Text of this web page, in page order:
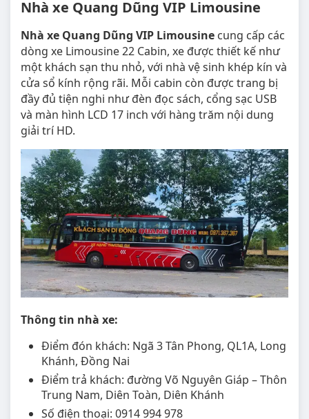
Nhà xe Quang Dũng VIP Limousine
Nhà xe Quang Dũng VIP Limousine cung cấp các
dòng xe Limousine 22 Cabin, xe được thiết kế như
một khách sạn thu nhỏ, với nhà vệ sinh khép kín và
cửa sổ kính rộng rãi. Mỗi cabin còn được trang bị
đầy đủ tiện nghi như đèn đọc sách, cổng sạc USB
và màn hình LCD 17 inch với hàng trăm nội dung
giải trí HD.
Thông tin nhà xe:
Điểm đón khách: Ngã 3 Tân Phong, QL1A, Long
Khánh, Đồng Nai
Điểm trả khách: đường Võ Nguyên Giáp – Thôn
Trung Nam, Diên Toàn, Diên Khánh
Số điện thoại: 0914 994 978